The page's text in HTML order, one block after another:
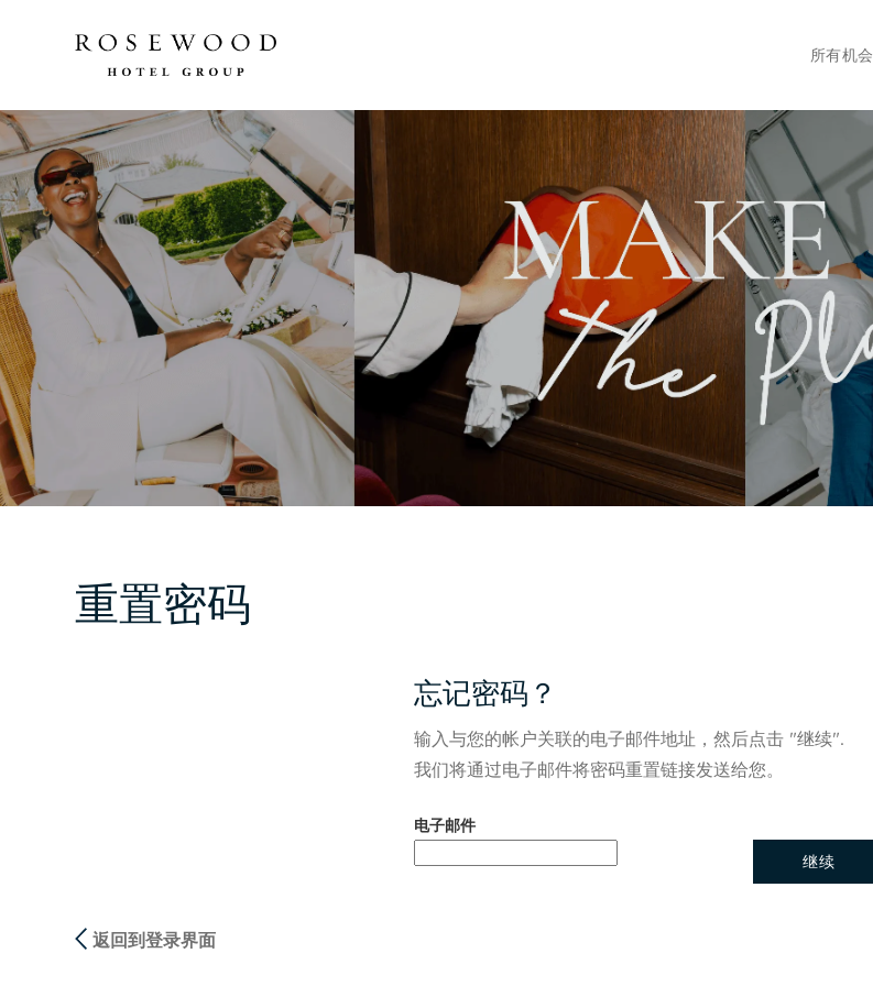
所有机会
重置密码
忘记密码？
输入与您的帐户关联的电子邮件地址，然后点击 "继续".
我们将通过电子邮件将密码重置链接发送给您。
通过电子邮件重置密码
电子邮件
继续
返回到登录界面